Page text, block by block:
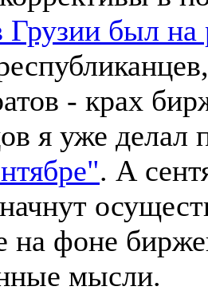
Грузии был
- крах
я уже делал
. А
на фоне
мысли.